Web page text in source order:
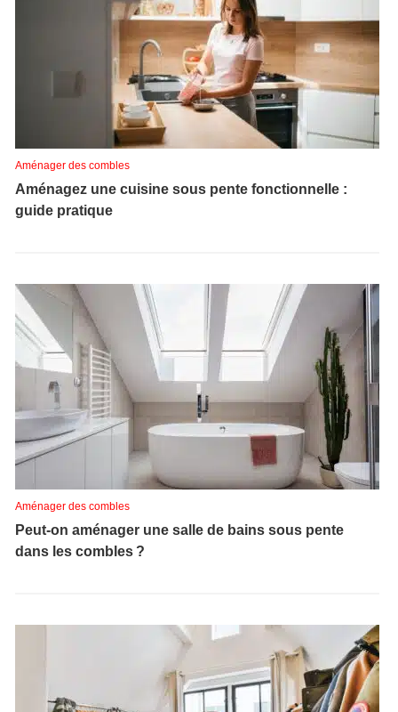
Aménager des combles
Aménagez une cuisine sous pente fonctionnelle :
guide pratique
Aménager des combles
Peut-on aménager une salle de bains sous pente
dans les combles ?